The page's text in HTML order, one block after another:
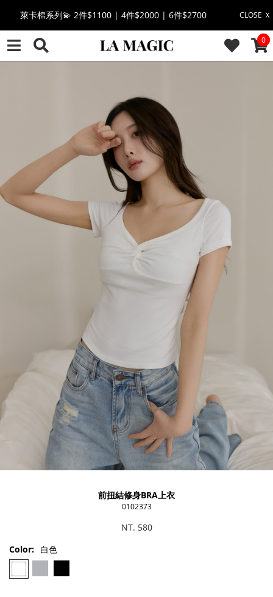
CLOSE Ｘ
🔥點擊立即➕官方LINE領取$100🔥
🎉週年慶全館88折(特價品除外/於結帳顯示)🎉
全館滿$3000即贈「夏日條紋草編包」👜
絲柔莫代爾系列🤍任選兩件$1000
果凍棉系列⭐2件$1100|4件$2000|6件$2700
萊卡棉系列💫 2件$1100 | 4件$2000 | 6件$2700
0
前扭結修身BRA上衣
0102373
NT. 580
Color: 白色